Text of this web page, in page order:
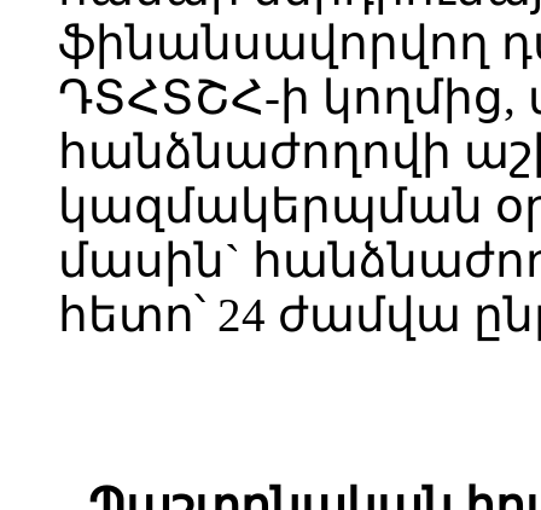
ֆինանսավորվող
ԴՏՀՏՇՀ-ի կողմից,
հանձնաժողովի
կազմակերպման
մասին`
հետո՝ 24 ժամվա